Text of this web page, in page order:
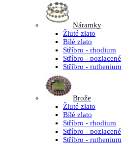
Náramky
Žluté zlato
Bílé zlato
Stříbro - rhodium
Stříbro - pozlacené
Stříbro - ruthenium
Brože
Žluté zlato
Bílé zlato
Stříbro - rhodium
Stříbro - pozlacené
Stříbro - ruthenium